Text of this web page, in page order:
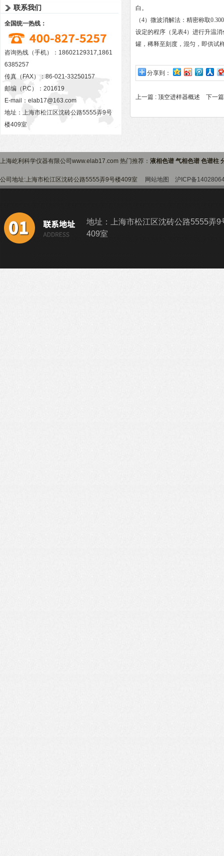
联系我们
全国统一热线：
咨询热线（手机）：18602129317,1861
6385257
传真（FAX）：86-021-33250157
邮编（P.C）：201619
E-mail： elab17@163.com
地址：上海市松江区沈砖公路5555弄9号
楼409室
白。
（4）微波消解法：精密称取
设定的程序（见表4）进行升温
罐，稀释至刻度，混匀，即供试
分享到：
上一篇 : 顶空进样器概述 下一
上海屹利科学仪器有限公司www.elab17.com 热门推荐： 液相色谱 气相色谱 色谱柱
公司地址:上海市松江区沈砖公路5555弄9号楼409室 网站地图 沪ICP备
地址：上海市松江区沈砖公路5555弄9
409室